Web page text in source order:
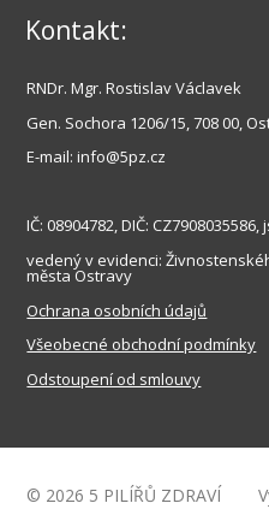
Kontakt:
RNDr. Mgr. Rostislav Václavek
Gen. Sochora 1206/15, 708 00,
E-mail: info@5pz.cz
IČ: 08904782, DIČ:
vedený v evidenci:
města Ostravy
Ochrana osobních údajů
Všeobecné obchodní podmínky
Odstoupení od smlouvy
© 2026 5 PILÍŘŮ ZDRAVÍ